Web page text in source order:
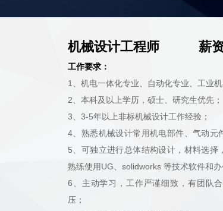
机械设计工程师 薪资
工作要求：
1、机电一体化专业、自动化专业、工业
2、本科及以上学历，硕士、研究生优先；
3、3-5年以上非标机械设计工作经验；
4、熟悉机械设计常用机电部件、气动元
5、可独立进行总体结构设计，材料选择
熟练使用UG、solidworks 等技术软件和办
6、主动学习，工作严谨细致，有团队
压；